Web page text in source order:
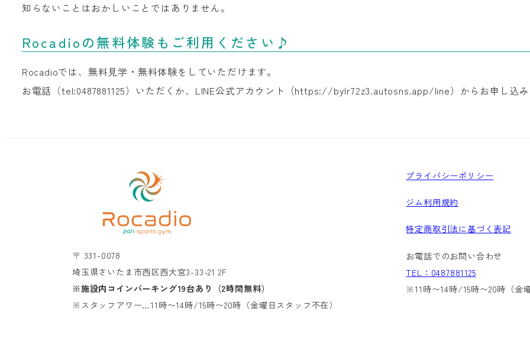
知らないことはおかしいことではありません。
Rocadioの無料体験もご利用ください♪
Rocadioでは、無料見学・無料体験をしていただけます。
お電話（tel:0487881125）いただくか、LINE公式アカウント（https://bylr72z3.autosns.app/line）からお申し込み
〒 331-0078
埼玉県さいたま市西区西大宮3-33-21 2F
※施設内コインパーキング19台あり（2時間無料）
※スタッフアワー…11時〜14時/15時〜20時（金曜日スタッフ不在）
プライバシーポリシー
ジム利用規約
特定商取引法に基づく表記
お電話でのお問い合わせ
TEL：0487881125
※11時〜14時/15時〜20時（金